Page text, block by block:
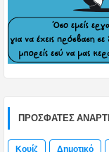
ΠΡΌΣΦΑΤΕΣ
Κουίζ Δημοτικό